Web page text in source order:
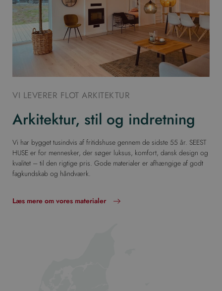
VI LEVERER FLOT ARKITEKTUR
Arkitektur, stil og indretning
Vi har bygget tusindvis af fritidshuse gennem de sidste 55 år. SEEST
HUSE er for mennesker, der søger luksus, komfort, dansk design og
kvalitet – til den rigtige pris. Gode materialer er afhængige af godt
fagkundskab og håndværk.
Læs mere om vores materialer